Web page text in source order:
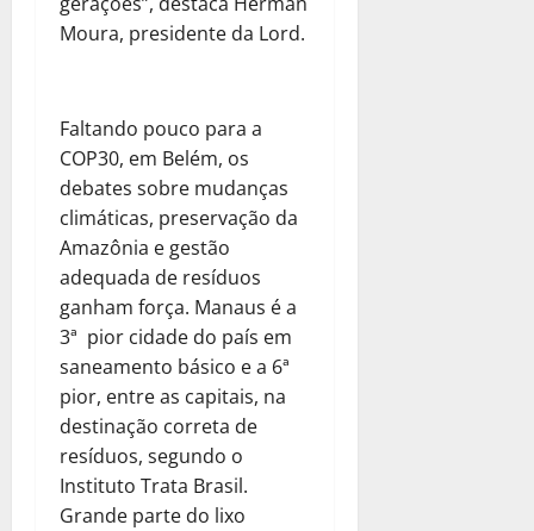
Moura, presidente da Lord.
Faltando pouco para a
COP30, em Belém, os
debates sobre mudanças
climáticas, preservação da
Amazônia e gestão
adequada de resíduos
ganham força. Manaus é a
3ª pior cidade do país em
saneamento básico e a 6ª
pior, entre as capitais, na
destinação correta de
resíduos, segundo o
Instituto Trata Brasil.
Grande parte do lixo